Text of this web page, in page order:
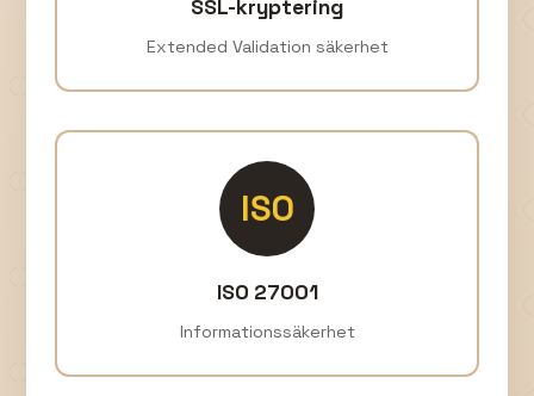
SSL-kryptering
Extended Validation säkerhet
ISO
ISO 27001
Informationssäkerhet